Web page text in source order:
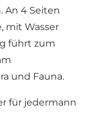
An 4 Seiten
mit Wasser
führt zum
und Fauna.
für jedermann